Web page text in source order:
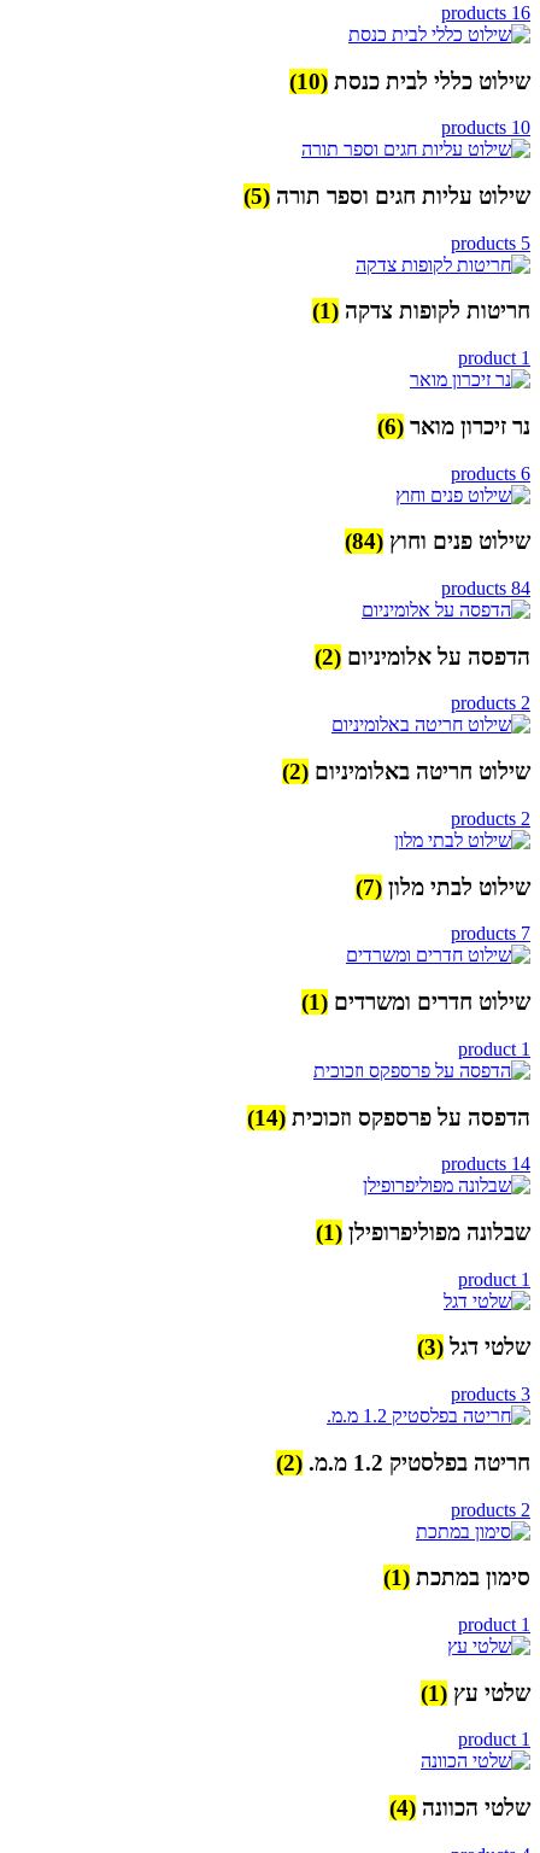
16 products
שילוט כללי לבית כנסת (10)
10 products
שילוט עליות חגים וספר תורה (5)
5 products
חריטות לקופות צדקה (1)
1 product
נר זיכרון מואר (6)
6 products
שילוט פנים וחוץ (84)
84 products
הדפסה על אלומיניום (2)
2 products
שילוט חריטה באלומיניום (2)
2 products
שילוט לבתי מלון (7)
7 products
שילוט חדרים ומשרדים (1)
1 product
הדפסה על פרספקס וזכוכית (14)
14 products
שבלונה מפוליפרופילן (1)
1 product
שלטי דגל (3)
3 products
חריטה בפלסטיק 1.2 מ.מ. (2)
2 products
סימון במתכת (1)
1 product
שלטי עץ (1)
1 product
שלטי הכוונה (4)